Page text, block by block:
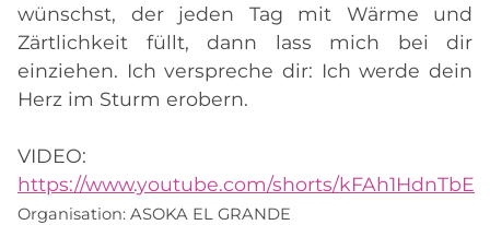
wünschst, der jeden Tag mit Wärme und
Zärtlichkeit füllt, dann lass mich bei dir
einziehen. Ich verspreche dir: Ich werde dein
Herz im Sturm erobern.
VIDEO:
https://www.youtube.com/shorts/kFAh1HdnTbE
Organisation: ASOKA EL GRANDE